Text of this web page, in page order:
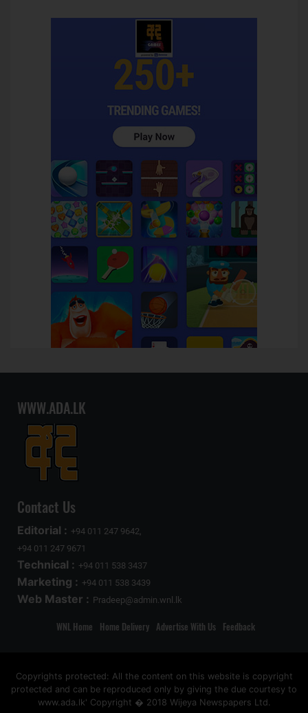
WWW.ADA.LK
Contact Us
Editorial : +94 011 247 9642,
+94 011 247 9671
Technical : +94 011 538 3437
Marketing : +94 011 538 3439
Web Master : Pradeep@admin.wnl.lk
WNL Home Home Delivery Advertise With Us Feedback
Copyrights protected: All the content on this website is copyright
protected and can be reproduced only by giving the due courtesy to
www.ada.lk' Copyright � 2018 Wijeya Newspapers Ltd.